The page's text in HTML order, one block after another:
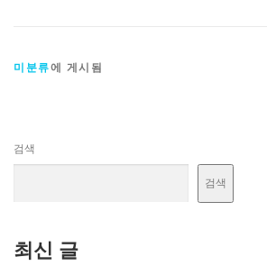
미분류에 게시됨
검색
검색
최신 글